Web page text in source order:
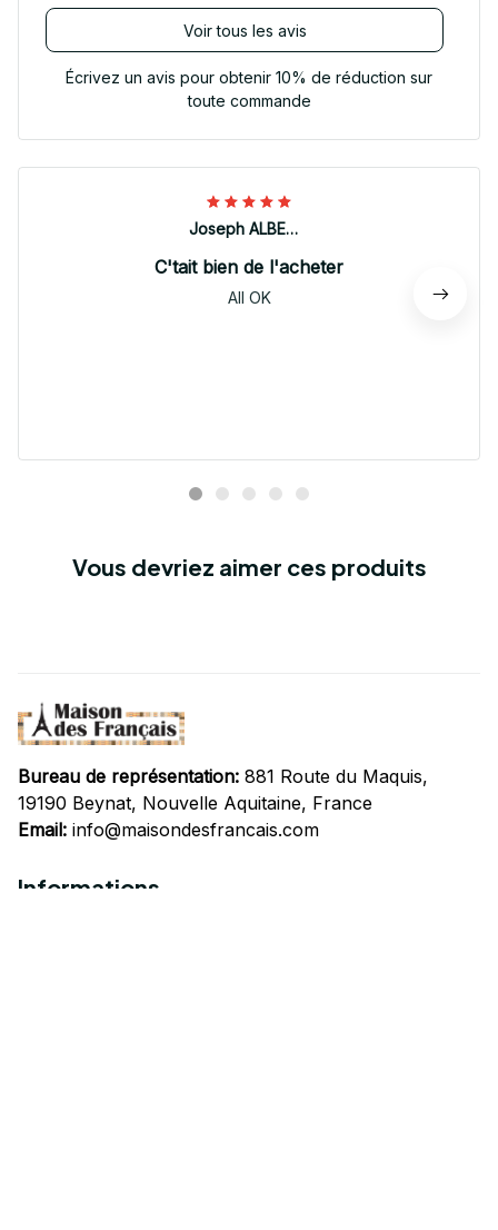
Voir tous les avis
Écrivez un avis pour obtenir 10% de réduction sur
toute commande
Joseph ALBERTINI
C'tait bien de l'acheter
All OK
Vous devriez aimer ces produits
Bureau de représentation: 881 Route du Maquis,
19190 Beynat, Nouvelle Aquitaine, France
Email: info@maisondesfrancais.com
Informations